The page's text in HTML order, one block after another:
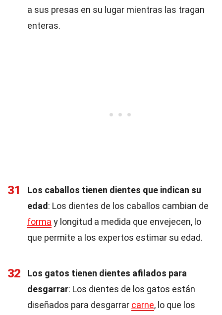
a sus presas en su lugar mientras las tragan
enteras.
31
Los caballos tienen dientes que indican su
edad : Los dientes de los caballos cambian de
forma y longitud a medida que envejecen, lo
que permite a los expertos estimar su edad.
32
Los gatos tienen dientes afilados para
desgarrar: Los dientes de los gatos están
diseñados para desgarrar carne, lo que los